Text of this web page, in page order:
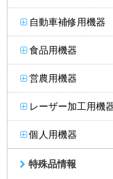
自動車補修用機器
食品用機器
営農用機器
レーザー加工用機
個人用機器
特殊品情報